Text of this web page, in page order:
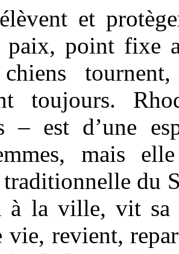
et
paix, point fixe
chiens
toujours.
– est d’une
mais
du
à la ville, vit
vie, revient,